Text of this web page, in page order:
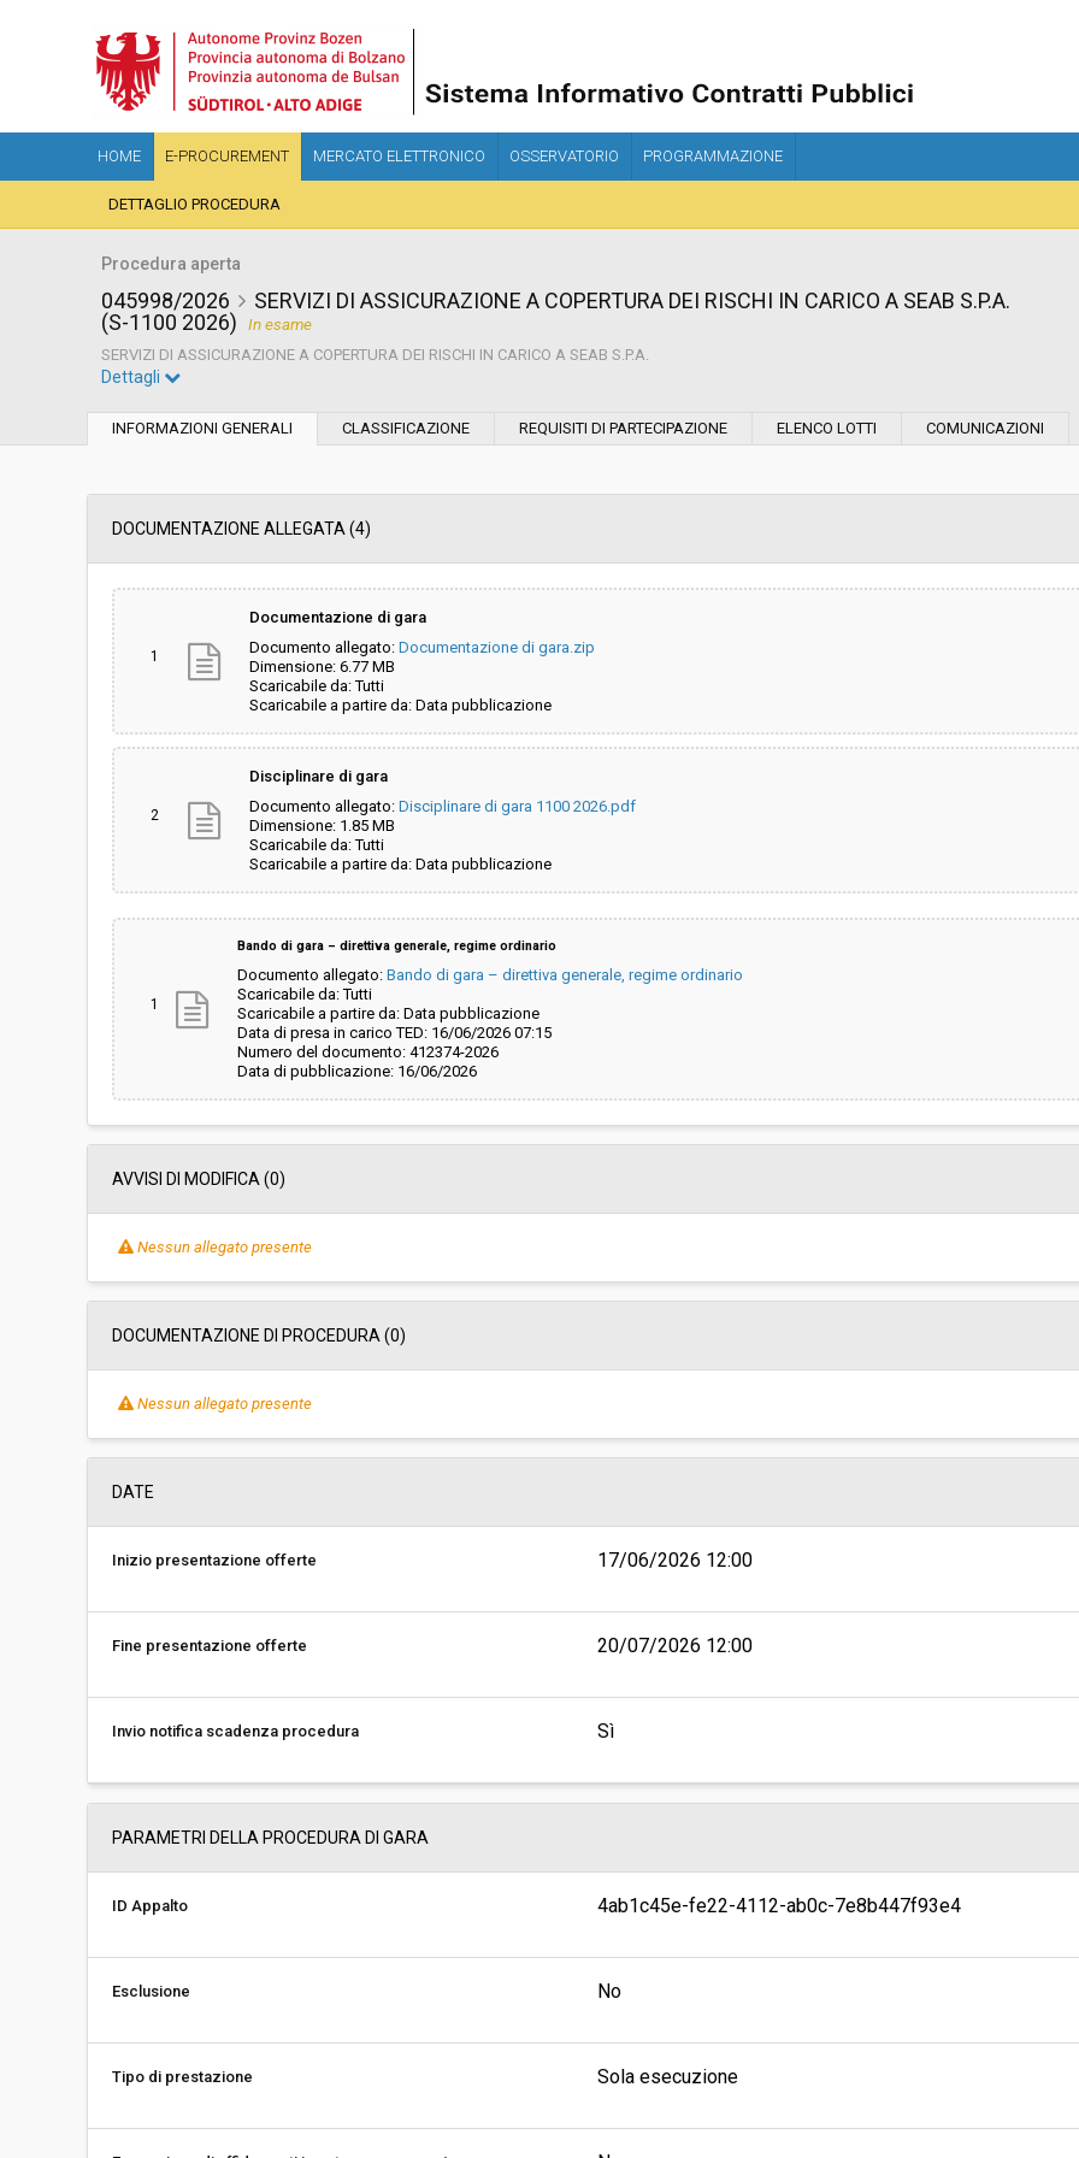
HOME E-PROCUREMENT MERCATO ELETTRONICO OSSERVATORIO PROGRAMMAZIONE
DETTAGLIO PROCEDURA
Procedura aperta
045998/2026
SERVIZI DI ASSICURAZIONE A COPERTURA DEI RISCHI IN CARICO A SEAB S.P.A.
(S-1100 2026)
In esame
SERVIZI DI ASSICURAZIONE A COPERTURA DEI RISCHI IN CARICO A SEAB S.P.A.
Servizi sociali:
Scelta del contraente: Procedura aperta Svolgimento:
Valore stimato della procedura: € 3.699.850,00
Responsabile unico di progetto: Patrick Sevvi
conto di un altro soggetto
Dettagli
INFORMAZIONI GENERALI CLASSIFICAZIONE REQUISITI DI PARTECIPAZIONE ELENCO LOTTI COMUNICAZIONI
DOCUMENTAZIONE ALLEGATA (4)
1
Documentazione di gara
Documento allegato: Documentazione di gara.zip
Dimensione: 6.77 MB
Scaricabile da: Tutti
Scaricabile a partire da: Data pubblicazione
2
Disciplinare di gara
Documento allegato: Disciplinare di gara 1100 2026.pdf
Dimensione: 1.85 MB
Scaricabile da: Tutti
Scaricabile a partire da: Data pubblicazione
1
Bando di gara – direttiva generale, regime ordinario
Documento allegato: Bando di gara – direttiva generale, regime ordinario
Scaricabile da: Tutti
Scaricabile a partire da: Data pubblicazione
Data di presa in carico TED: 16/06/2026 07:15
Numero del documento: 412374-2026
Data di pubblicazione: 16/06/2026
AVVISI DI MODIFICA (0)
Nessun allegato presente
DOCUMENTAZIONE DI PROCEDURA (0)
Nessun allegato presente
DATE
Inizio presentazione offerte 17/06/2026 12:00
Fine presentazione offerte 20/07/2026 12:00
Invio notifica scadenza procedura Sì
PARAMETRI DELLA PROCEDURA DI GARA
ID Appalto 4ab1c45e-fe22-4112-ab0c-7e8b447f93e4
Esclusione No
Tipo di prestazione Sola esecuzione